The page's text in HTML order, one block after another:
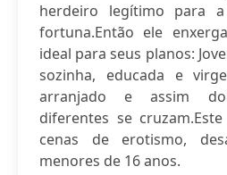
herdeiro legítimo para
fortuna.Então ele
ideal para seus planos:
sozinha, educada e
arranjado e assim
diferentes se
cenas de erotismo,
menores de 16 anos.